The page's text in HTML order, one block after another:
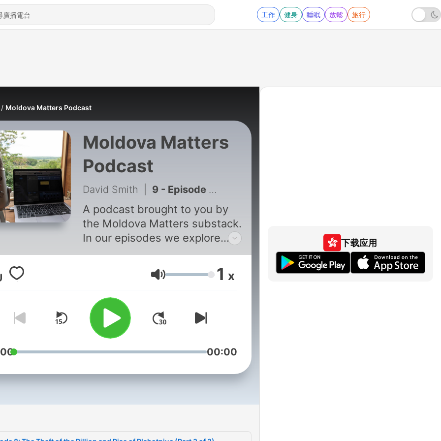
工作 健身 睡眠 放鬆 旅行
Moldova Matters Podcast
Moldova Matters
Podcast
David Smith 9 - Episode 8: The Theft of the Billion and Rise of Plahotniuc (Part 3 of 3)
A podcast brought to you by
the Moldova Matters substack.
In our episodes we explore
various elements of the
political, economic or security
situation in Moldova and help
explain to an English speaking
audience what is going on in
this small but important
European country. Moldova
Matters Podcast is a bit of an
stick around for the quality
rudimentary production values.
at
音量 1 x
00:00
下载应用